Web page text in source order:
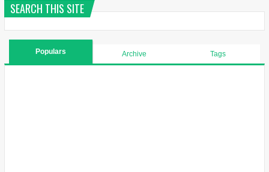
SEARCH THIS SITE
Populars Archive Tags